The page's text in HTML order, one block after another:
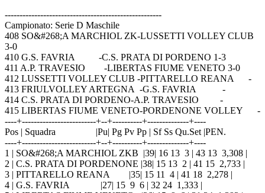
-----------------------------------------------------
Campionato: Serie D Maschile
408 SO&#268;A MARCHIOL ZK-LUSSETTI VOLLEY CLUB
3-0
410 G.S. FAVRIA -C.S. PRATA DI PORDENO 1-3
411 A.P. TRAVESIO -LIBERTAS FIUME VENETO 3-0
412 LUSSETTI VOLLEY CLUB -PITTARELLO REANA -
413 FRIULVOLLEY ARTEGNA -G.S. FAVRIA -
414 C.S. PRATA DI PORDENO-A.P. TRAVESIO -
415 LIBERTAS FIUME VENETO-PORDENONE VOLLEY -
----+-------------------------+--+----------+--------------+----
Pos | Squadra |Pu| Pg Pv Pp | Sf Ss Qu.Set |PEN.
----+-------------------------+--+----------+--------------+----
1 | SO&#268;A MARCHIOL ZKB |39| 16 13 3 | 43 13 3,308 |
2 | C.S. PRATA DI PORDENONE |38| 15 13 2 | 41 15 2,733 |
3 | PITTARELLO REANA |35| 15 11 4 | 41 18 2,278 |
4 | G.S. FAVRIA |27| 15 9 6 | 32 24 1,333 |